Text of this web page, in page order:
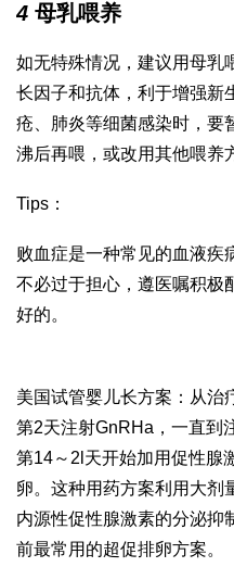
4 母乳喂养
如无特殊情况，建议用母乳
长因子和抗体，利于增强新
疮、肺炎等细菌感染时，要
沸后再喂，或改用其他喂养
Tips：
败血症是一种常见的血液疾
不必过于担心，遵医嘱积极
好的。
美国试管婴儿长方案：从治
第2天注射GnRHa，一直到
第14～2l天开始加用促性腺
卵。这种用药方案利用大剂
内源性促性腺激素的分泌抑
前最常用的超促排卵方案。